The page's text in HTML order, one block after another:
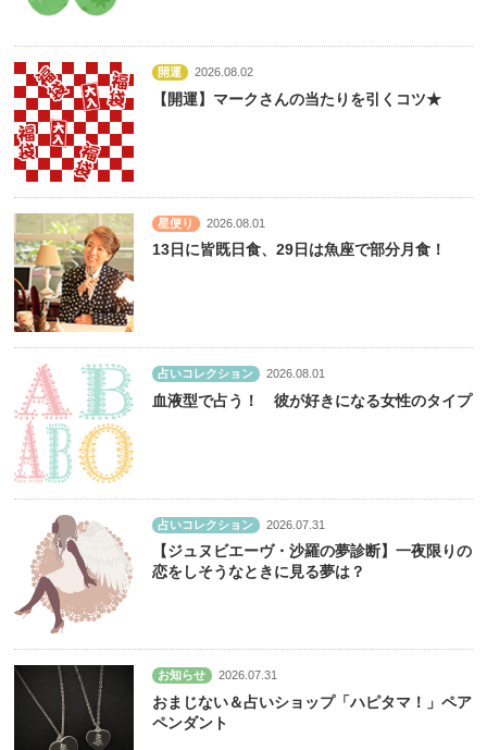
開運 2026.08.02
【開運】マークさんの当たりを引くコツ★
星便り 2026.08.01
13日に皆既日食、29日は魚座で部分月食！
占いコレクション 2026.08.01
血液型で占う！ 彼が好きになる女性のタイプ
占いコレクション 2026.07.31
【ジュヌビエーヴ・沙羅の夢診断】一夜限りの
恋をしそうなときに見る夢は？
お知らせ 2026.07.31
おまじない＆占いショップ「ハピタマ！」ペア
ペンダント